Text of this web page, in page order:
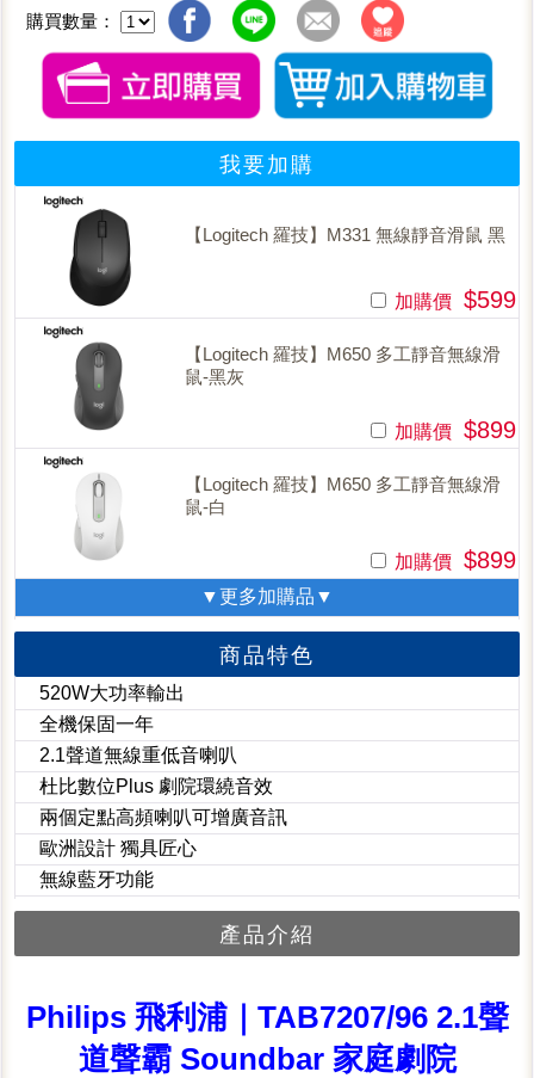
購買數量：
我要加購
【Logitech 羅技】M331 無線靜音滑鼠 黑
加購價 $599
【Logitech 羅技】M650 多工靜音無線滑
鼠-黑灰
加購價 $899
【Logitech 羅技】M650 多工靜音無線滑
鼠-白
加購價 $899
▼更多加購品▼
商品特色
520W大功率輸出
全機保固一年
2.1聲道無線重低音喇叭
杜比數位Plus 劇院環繞音效
兩個定點高頻喇叭可增廣音訊
歐洲設計 獨具匠心
無線藍牙功能
產品介紹
Philips 飛利浦｜TAB7207/96 2.1聲
道聲霸 Soundbar 家庭劇院